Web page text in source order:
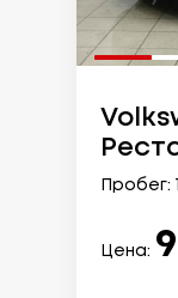
Пробег:
Цена: